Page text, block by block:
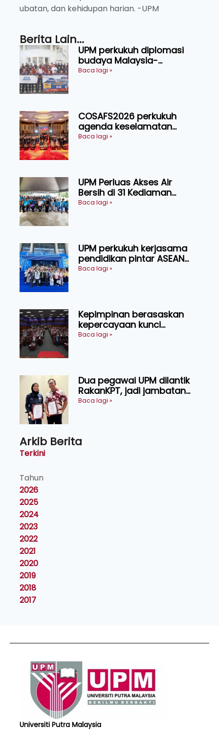
ubatan, dan kehidupan harian. -UPM
Berita Lain...
UPM perkukuh diplomasi
budaya Malaysia-
Indonesia melalui Narasi
Baca lagi »
COSAFS2026 perkukuh
agenda keselamatan
makanan, AgriHub pacu
Baca lagi »
UPM Perluas Akses Air
Bersih di 31 Kediaman
Orang Asli Tasik Chini
Baca lagi »
UPM perkukuh kerjasama
pendidikan pintar ASEAN
menerusi lawatan rasmi ke
Baca lagi »
Kepimpinan berasaskan
kepercayaan kunci
kecemerlangan institusi -
Baca lagi »
Dua pegawai UPM dilantik
RakanKPT, jadi jambatan
maklumat ke akar umbi
Baca lagi »
Arkib Berita
Terkini
Tahun
2026
2025
2024
2023
2022
2021
2020
2019
2018
2017
Universiti Putra Malaysia